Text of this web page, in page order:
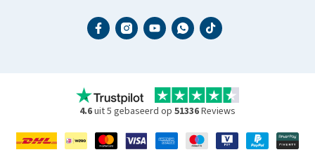
4.6uit 5 gebaseerd op 51336Reviews